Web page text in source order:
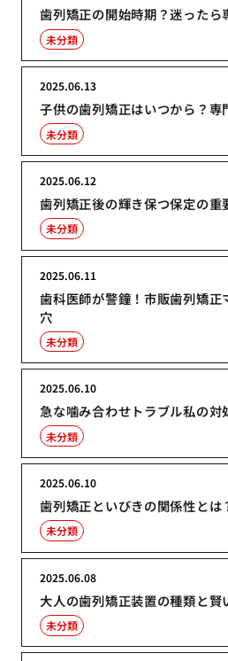
歯列矯正の開始時期？迷ったら
未分類
子供の歯列矯正はいつから？専
2025.06.13
未分類
歯列矯正後の輝き保つ保定の重
2025.06.12
未分類
歯科医師が警鐘！市販歯列矯正
穴
2025.06.11
未分類
急な噛み合わせトラブル私の対
2025.06.10
未分類
歯列矯正といびきの関係性とは
2025.06.10
未分類
大人の歯列矯正装置の種類と賢
2025.06.08
未分類